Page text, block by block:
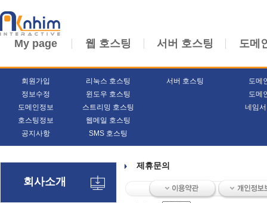
My page 웹 호스팅 서버 호스팅 도메
회원가입
정보수정
도메인정보
호스팅정보
공지사항
리눅스 호스팅
윈도우 호스팅
스트리밍 호스팅
웹메일 호스팅
SMS 호스팅
서버 호스팅
도메
도메
네임
회사소개
제휴문의